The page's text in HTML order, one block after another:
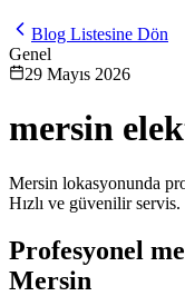
Blog Listesine Dön
Genel
29 Mayıs 2026
mersin
Mersin lokasyonunda
Hızlı ve güvenilir servis.
Profesyonel
Mersin